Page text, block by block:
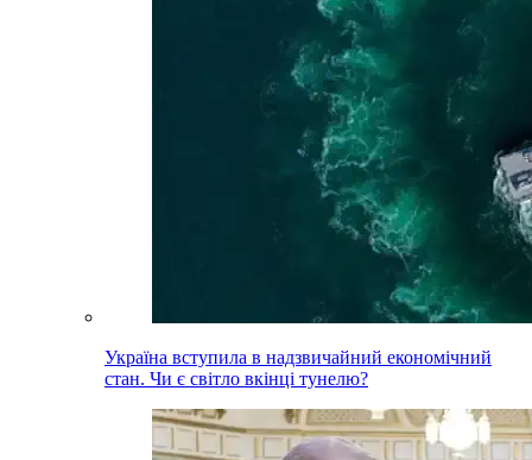
Україна вступила в надзвичайний економічний
стан. Чи є світло вкінці тунелю?